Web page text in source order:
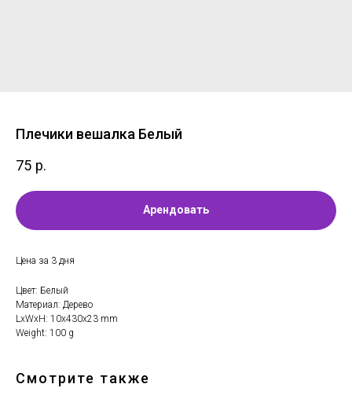
Плечики вешалка Белый
75 р.
Арендовать
Цена за 3 дня
Цвет: Белый
Материал: Дерево
LxWxH: 10x430x23 mm
Weight: 100 g
Смотрите также